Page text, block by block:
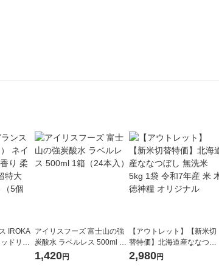
IROKA
ドリリ
替え 超
（5個
アイリスフーズ 富士山の強
炭酸水 ラベルレス 500ml 1
箱（24本入）
1,420円
【アウトレット】【新米切
替特価】北海道産ななつぼ
し 無洗米 5kg 1袋 令和7年産
米 木徳神糧 オリジナル
2,980円